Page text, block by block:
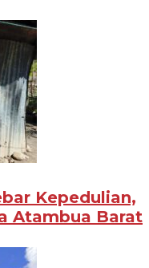
Kepedulian,
Atambua Barat